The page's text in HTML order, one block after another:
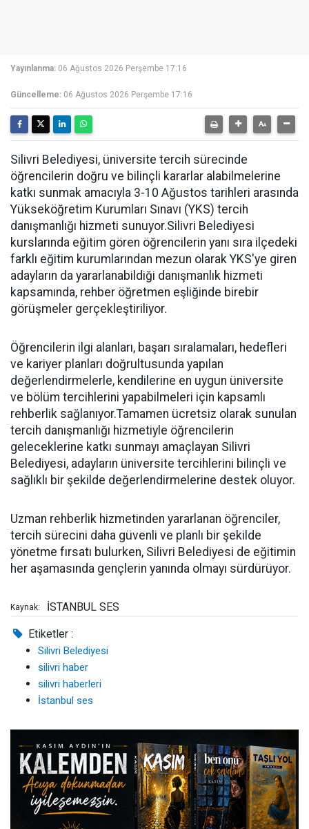
Yayınlanma: 06 Ağustos 2026 Perşembe 17:16
Güncelleme: 06 Ağustos 2026 Perşembe 17:16
Silivri Belediyesi, üniversite tercih sürecinde
öğrencilerin doğru ve bilinçli kararlar alabilmelerine
katkı sunmak amacıyla 3-10 Ağustos tarihleri arasında
Yükseköğretim Kurumları Sınavı (YKS) tercih
danışmanlığı hizmeti sunuyor.Silivri Belediyesi
kurslarında eğitim gören öğrencilerin yanı sıra ilçedeki
farklı eğitim kurumlarından mezun olarak YKS'ye giren
adayların da yararlanabildiği danışmanlık hizmeti
kapsamında, rehber öğretmen eşliğinde birebir
görüşmeler gerçekleştiriliyor.
Öğrencilerin ilgi alanları, başarı sıralamaları, hedefleri
ve kariyer planları doğrultusunda yapılan
değerlendirmelerle, kendilerine en uygun üniversite
ve bölüm tercihlerini yapabilmeleri için kapsamlı
rehberlik sağlanıyor.Tamamen ücretsiz olarak sunulan
tercih danışmanlığı hizmetiyle öğrencilerin
geleceklerine katkı sunmayı amaçlayan Silivri
Belediyesi, adayların üniversite tercihlerini bilinçli ve
sağlıklı bir şekilde değerlendirmelerine destek oluyor.
Uzman rehberlik hizmetinden yararlanan öğrenciler,
tercih sürecini daha güvenli ve planlı bir şekilde
yönetme fırsatı bulurken, Silivri Belediyesi de eğitimin
her aşamasında gençlerin yanında olmayı sürdürüyor.
Kaynak: İSTANBUL SES
Etiketler :
Silivri Belediyesi
silivri haber
silivri haberleri
İstanbul ses